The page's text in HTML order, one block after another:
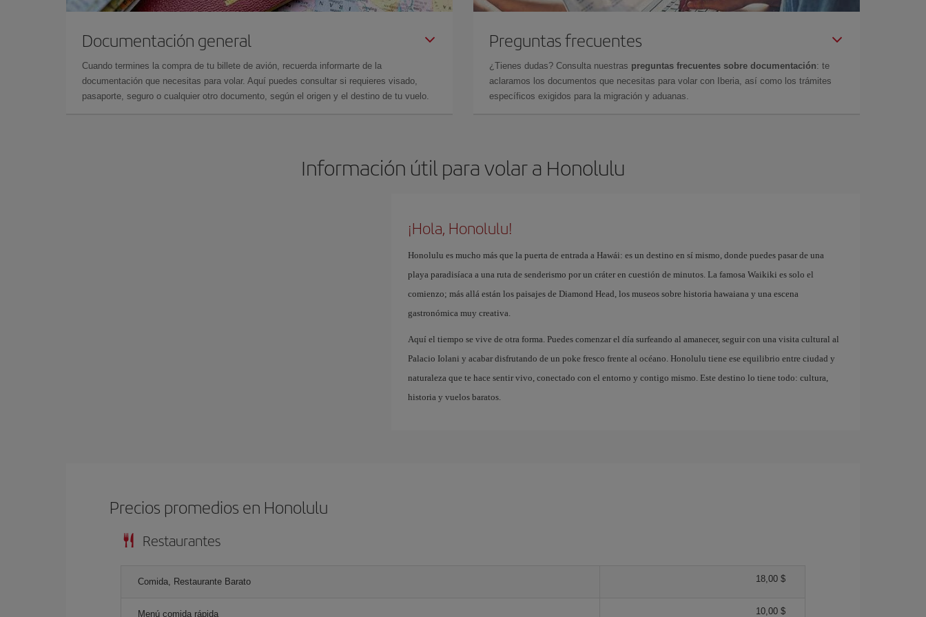
Documentación general
Cuando termines la compra de tu billete de avión, recuerda informarte de la
documentación que necesitas para volar. Aquí puedes consultar si requieres visado,
pasaporte, seguro o cualquier otro documento, según el origen y el destino de tu vuelo.
Preguntas frecuentes
¿Tienes dudas? Consulta nuestras preguntas frecuentes sobre documentación: te
aclaramos los documentos que necesitas para volar con Iberia, así como los trámites
específicos exigidos para la migración y aduanas.
Información útil para volar a Honolulu
¡Hola, Honolulu!
Honolulu es mucho más que la puerta de entrada a Hawái: es un destino en sí mismo, donde puedes pasar de una
playa paradisíaca a una ruta de senderismo por un cráter en cuestión de minutos. La famosa Waikiki es solo el
comienzo; más allá están los paisajes de Diamond Head, los museos sobre historia hawaiana y una escena
gastronómica muy creativa.
Aquí el tiempo se vive de otra forma. Puedes comenzar el día surfeando al amanecer, seguir con una visita cultural al
Palacio Iolani y acabar disfrutando de un poke fresco frente al océano. Honolulu tiene ese equilibrio entre ciudad y
naturaleza que te hace sentir vivo, conectado con el entorno y contigo mismo. Este destino lo tiene todo: cultura,
historia y vuelos baratos.
Precios promedios en Honolulu
Restaurantes
Comida, Restaurante Barato 18,00 $
Menú comida rápida 10,00 $